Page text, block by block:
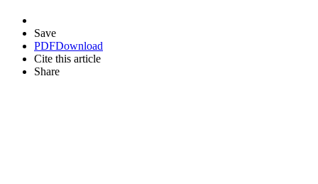
Save
PDFDownload
Cite this article
Share